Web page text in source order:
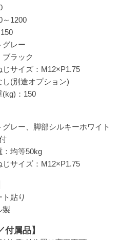
～1200
グレー
ラック
サイズ：M12×P1.75
(別途オプション)
(kg)：150
レー、脚部シルキーホワイト
：均等50kg
サイズ：M12×P1.75
貼り
製
付属品】